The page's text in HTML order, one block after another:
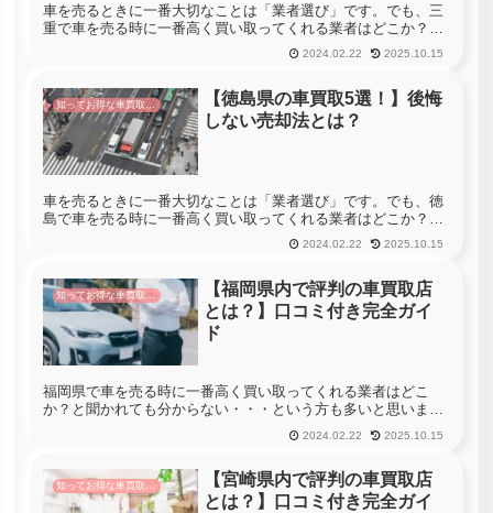
車を売るときに一番大切なことは「業者選び」です。でも、三
重で車を売る時に一番高く買い取ってくれる業者はどこか？っ
て聞かれても分からない・・・という方も多いと思います。三
重には295社の車買取店があります。車を売る時に三重のすべ
2024.02.22 2025.10.15
【徳島県の車買取5選！】後悔
しない売却法とは？
車を売るときに一番大切なことは「業者選び」です。でも、徳
島で車を売る時に一番高く買い取ってくれる業者はどこか？っ
て聞かれても分からない・・・という方も多いと思います。徳
島には80社の車買取店があります。車を売る時に徳島のすべて
2024.02.22 2025.10.15
知ってお得な車買取情報
【福岡県内で評判の車買取店
とは？】口コミ付き完全ガイ
ド
福岡県で車を売る時に一番高く買い取ってくれる業者はどこ
か？と聞かれても分からない・・・という方も多いと思いま
す。 福岡県には1124社の車買取店があります。車を売る時に福
岡県のすべての店舗へ査定に行くことができれば一番高く買い
2024.02.22 2025.10.15
知ってお得な車買取情報
【宮崎県内で評判の車買取店
とは？】口コミ付き完全ガイ